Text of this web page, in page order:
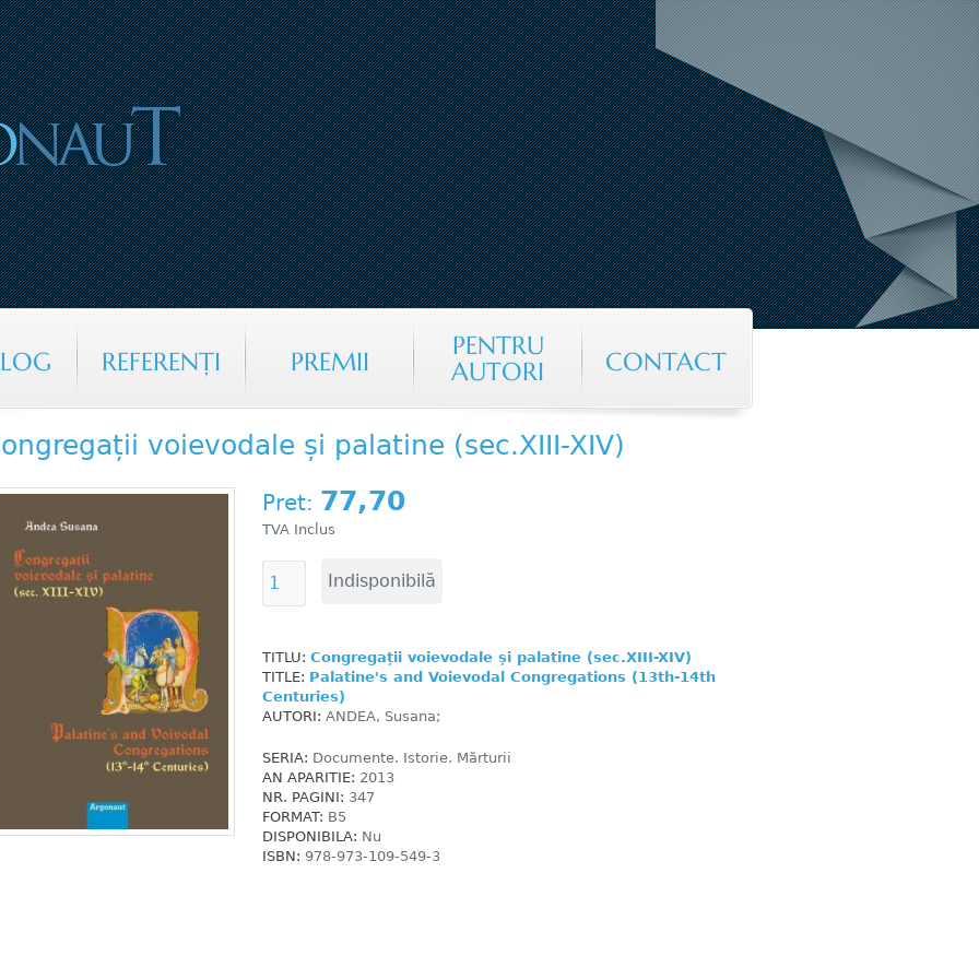
Jump to navigation
REFERENŢI PREMII
PENTRU
AUTORI
CONTACT
voievodale și palatine (sec.XIII-XIV)
Pret: 77,70
TVA Inclus
TITLU: Congregații voievodale și palatine (sec.XIII-XIV)
TITLE: Palatine's and Voievodal Congregations (13th-14th
Centuries)
AUTORI: ANDEA, Susana;
SERIA: Documente. Istorie. Mărturii
AN APARITIE: 2013
NR. PAGINI: 347
FORMAT: B5
DISPONIBILA: Nu
ISBN: 978-973-109-549-3